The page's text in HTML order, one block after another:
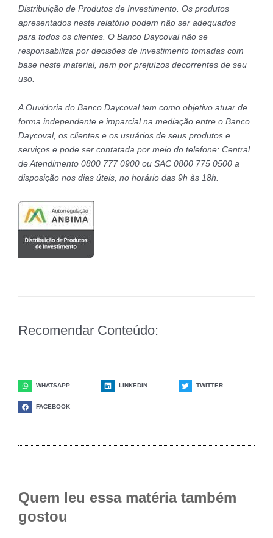
Distribuição de Produtos de Investimento. Os produtos
apresentados neste relatório podem não ser adequados
para todos os clientes. O Banco Daycoval não se
responsabiliza por decisões de investimento tomadas com
base neste material, nem por prejuízos decorrentes de seu
uso.
A Ouvidoria do Banco Daycoval tem como objetivo atuar de
forma independente e imparcial na mediação entre o Banco
Daycoval, os clientes e os usuários de seus produtos e
serviços e pode ser contatada por meio do telefone: Central
de Atendimento 0800 777 0900 ou SAC 0800 775 0500 a
disposição nos dias úteis, no horário das 9h às 18h.
Recomendar Conteúdo:
WHATSAPP LINKEDIN TWITTER
FACEBOOK
Quem leu essa matéria também
gostou